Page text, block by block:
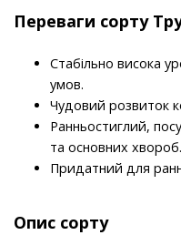
Переваги сорту
Стабільно висока
умов.
Чудовий розвиток
Ранньостиглий,
та основних хвороб.
Придатний для
Опис сорту